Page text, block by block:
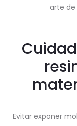
arte de
Evitar exponer